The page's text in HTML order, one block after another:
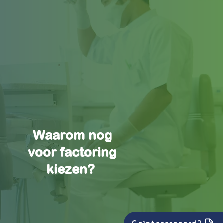
Waarom nog
voor factoring
kiezen?